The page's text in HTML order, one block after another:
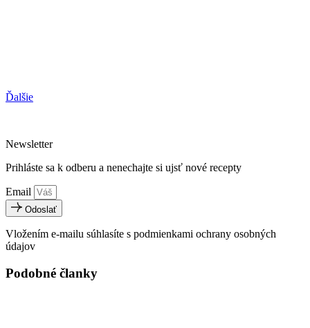
Ďalšie
Newsletter
Prihláste sa k odberu a nenechajte si ujsť nové recepty
Email
Odoslať
Vložením e-mailu súhlasíte s podmienkami ochrany osobných
údajov
Podobné članky